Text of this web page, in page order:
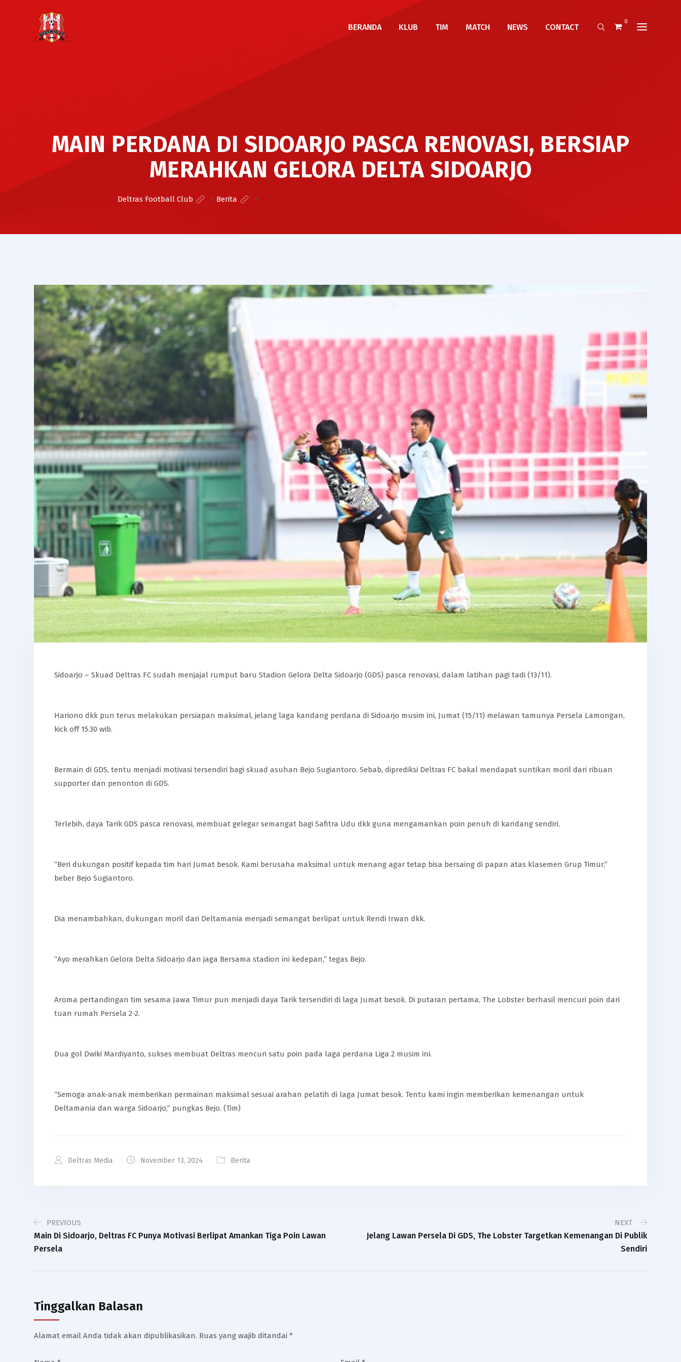
0
BERANDA KLUB TIM MATCH NEWS CONTACT
MAIN PERDANA DI SIDOARJO PASCA RENOVASI, BERSIAP
MERAHKAN GELORA DELTA SIDOARJO
Deltras Football Club > Berita >
Sidoarjo – Skuad Deltras FC sudah menjajal rumput baru Stadion Gelora Delta Sidoarjo (GDS) pasca renovasi, dalam latihan pagi tadi (13/11).
Hariono dkk pun terus melakukan persiapan maksimal, jelang laga kandang perdana di Sidoarjo musim ini, Jumat (15/11) melawan tamunya Persela Lamongan,
kick off 15.30 wib.
Bermain di GDS, tentu menjadi motivasi tersendiri bagi skuad asuhan Bejo Sugiantoro. Sebab, diprediksi Deltras FC bakal mendapat suntikan moril dari ribuan
supporter dan penonton di GDS.
Terlebih, daya Tarik GDS pasca renovasi, membuat gelegar semangat bagi Safitra Udu dkk guna mengamankan poin penuh di kandang sendiri.
“Beri dukungan positif kepada tim hari Jumat besok. Kami berusaha maksimal untuk menang agar tetap bisa bersaing di papan atas klasemen Grup Timur,”
beber Bejo Sugiantoro.
Dia menambahkan, dukungan moril dari Deltamania menjadi semangat berlipat untuk Rendi Irwan dkk.
“Ayo merahkan Gelora Delta Sidoarjo dan jaga Bersama stadion ini kedepan,” tegas Bejo.
Aroma pertandingan tim sesama Jawa Timur pun menjadi daya Tarik tersendiri di laga Jumat besok. Di putaran pertama, The Lobster berhasil mencuri poin dari
tuan rumah Persela 2-2.
Dua gol Dwiki Mardiyanto, sukses membuat Deltras mencuri satu poin pada laga perdana Liga 2 musim ini.
“Semoga anak-anak memberikan permainan maksimal sesuai arahan pelatih di laga Jumat besok. Tentu kami ingin memberikan kemenangan untuk
Deltamania dan warga Sidoarjo,” pungkas Bejo. (Tim)
Deltras Media November 13, 2024 Berita
PREVIOUS
Main Di Sidoarjo, Deltras FC Punya Motivasi Berlipat Amankan Tiga Poin Lawan
Persela
NEXT
Jelang Lawan Persela Di GDS, The Lobster Targetkan Kemenangan Di Publik
Sendiri
Tinggalkan Balasan
Alamat email Anda tidak akan dipublikasikan. Ruas yang wajib ditandai *